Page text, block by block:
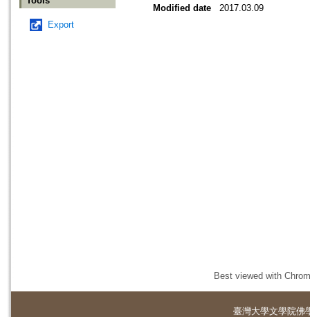
Export
Modified date
2017.03.09
Best viewed with
臺灣大學文學院佛